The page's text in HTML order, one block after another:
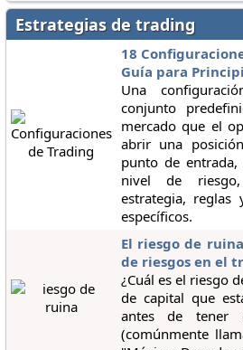
Estrategias de trading
18
Guía para
Una
conjunto
mercado que el
abrir una
punto de
nivel de
estrategia, reglas
específicos.
El riesgo de
de riesgos en el
¿Cuál es el riesgo
de capital que
antes de tener
(comúnmente